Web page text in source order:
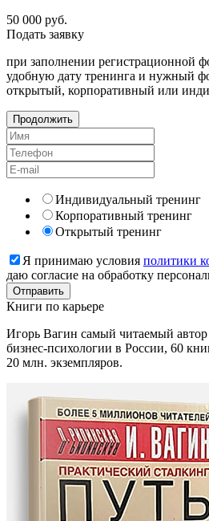
50 000 руб.
Подать заявку
при заполнении регистрационной
удобную дату тренинга и нужный
открытый, корпоративный или
Продолжить
Индивидуальный тренинг
Корпоративный тренинг
Открытый тренинг
Я принимаю условия политики
даю согласие на обработку
Книги по карьере
Игорь Вагин самый читаемый
бизнес-психологии в России, 60
20 млн. экземпляров.